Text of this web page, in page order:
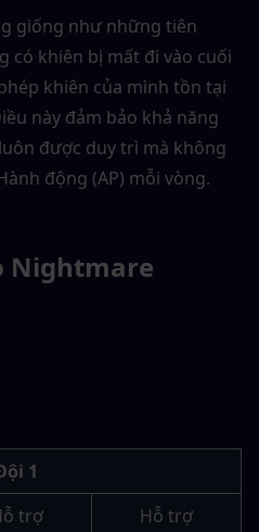
giống như những tiên
có khiên bị mất đi vào cuối
khiên của mình tồn tại
này đảm bảo khả năng
được duy trì mà không
động (AP) mỗi vòng.
Nightmare
1
trợ Hỗ trợ